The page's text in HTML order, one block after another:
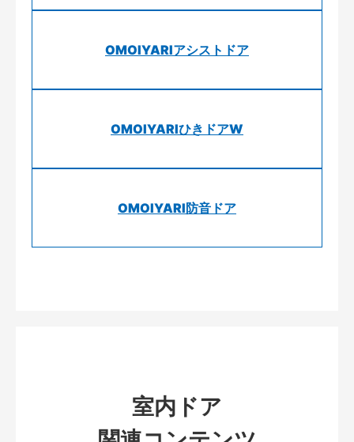
OMOIYARIアシストドア
OMOIYARIひきドアW
OMOIYARI防音ドア
室内ドア